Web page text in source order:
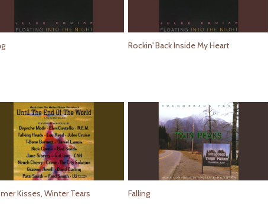
Rockin' Back Inside My Heart
Kisses, Winter Tears Falling